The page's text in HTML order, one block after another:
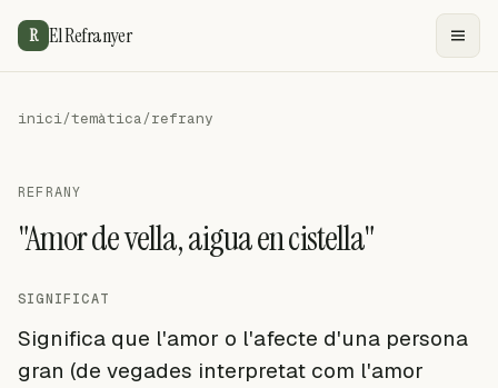
R El Refranyer
inici/temàtica/refrany
REFRANY
"Amor de vella, aigua en cistella"
SIGNIFICAT
Significa que l'amor o l'afecte d'una persona
gran (de vegades interpretat com l'amor